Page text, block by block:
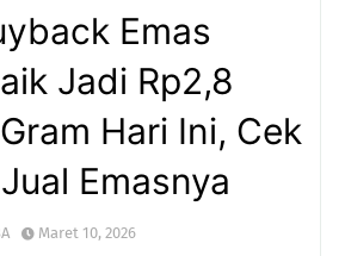
Emas
Jadi Rp2,8
Hari Ini, Cek
Emasnya
Maret 10, 2026